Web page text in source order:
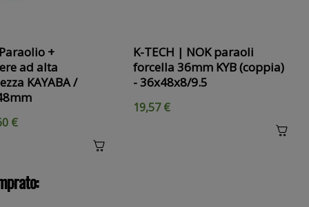
+
ad alta
KAYABA /
€
K-TECH | NOK paraoli
forcella 36mm KYB (coppia)
- 36x48x8/9.5
19,57 €